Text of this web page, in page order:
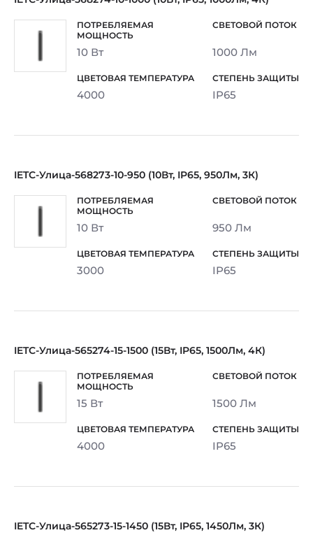
10 Вт 1000 Лм
4000 IP65
IETC-Улица-568273-10-950 (10Вт, IP65, 950Лм, 3К)
10 Вт 950 Лм
3000 IP65
IETC-Улица-565274-15-1500 (15Вт, IP65, 1500Лм, 4К)
15 Вт 1500 Лм
4000 IP65
IETC-Улица-565273-15-1450 (15Вт, IP65, 1450Лм, 3К)